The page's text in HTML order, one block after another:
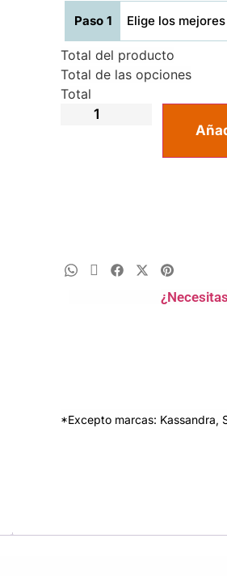
Paso 1 Elige los
Total del producto
Total de las opciones
Total
*Excepto marcas: Kassandra,